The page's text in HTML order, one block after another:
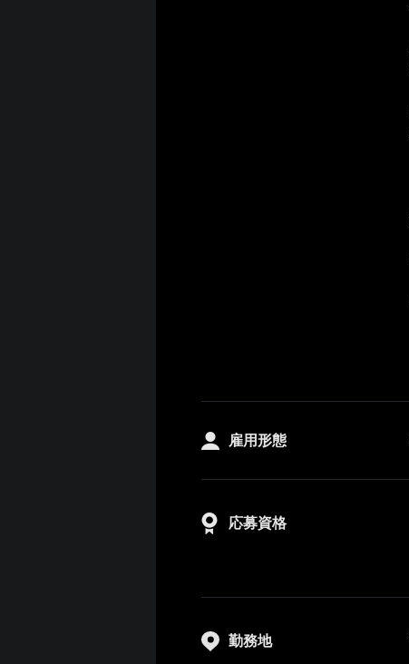
雇用形態
応募資格
勤務地